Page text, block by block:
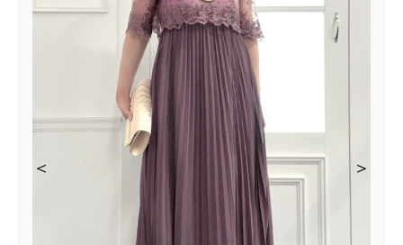
＜ ＞
＜ ＞
＜ ＞
＜ ＞